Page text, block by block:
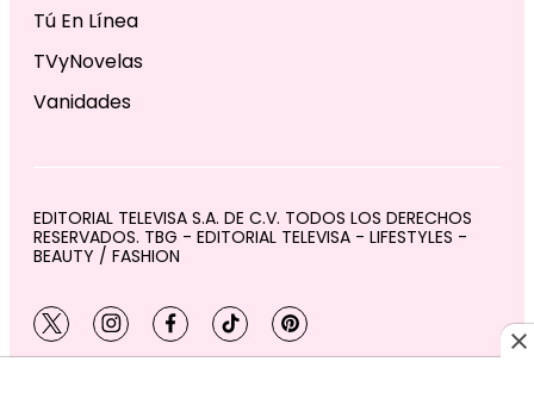
Tú En Línea
TVyNovelas
Vanidades
EDITORIAL TELEVISA S.A. DE C.V. TODOS LOS DERECHOS
RESERVADOS. TBG - EDITORIAL TELEVISA - LIFESTYLES -
BEAUTY / FASHION
twitterinstagram
facebooktiktokpinterest